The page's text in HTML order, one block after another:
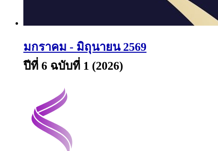
มกราคม - มิถุนายน 2569
ปีที่ 6 ฉบับที่ 1 (2026)